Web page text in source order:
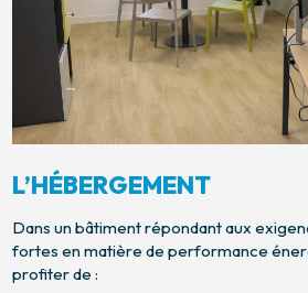
L’HÉBERGEMENT
Dans un bâtiment répondant aux
fortes en matière de performance
profiter de :